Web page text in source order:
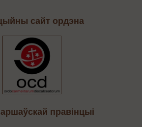
сайт ордэна
правінцыі